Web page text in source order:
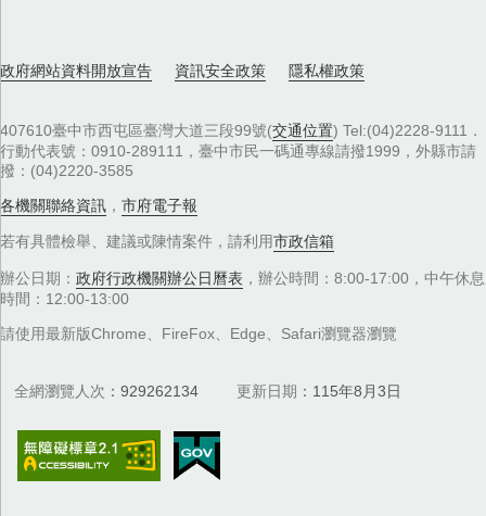
政府網站資料開放宣告 資訊安全政策 隱私權政策
407610臺中市西屯區臺灣大道三段99號(交通位置) Tel:(04)2228-9111．
行動代表號：0910-289111，臺中市民一碼通專線請撥1999，外縣市請
撥：(04)2220-3585
各機關聯絡資訊 ， 市府電子報
若有具體檢舉、建議或陳情案件，請利用市政信箱
辦公日期： 政府行政機關辦公日曆表 ，辦公時間：8:00-17:00，中午休息
時間：12:00-13:00
請使用最新版Chrome、FireFox、Edge、Safari瀏覽器瀏覽
全網瀏覽人次 929262134 更新日期 115年8月3日